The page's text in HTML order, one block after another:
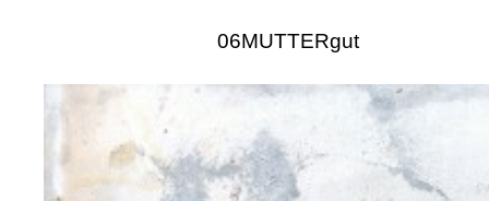
06MUTTERgut